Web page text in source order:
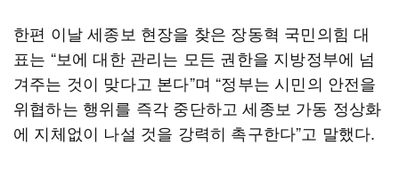
한편 이날 세종보 현장을 찾은 장동혁 국민의힘 대
표는 “보에 대한 관리는 모든 권한을 지방정부에 넘
겨주는 것이 맞다고 본다”며 “정부는 시민의 안전을
위협하는 행위를 즉각 중단하고 세종보 가동 정상화
에 지체없이 나설 것을 강력히 촉구한다”고 말했다.